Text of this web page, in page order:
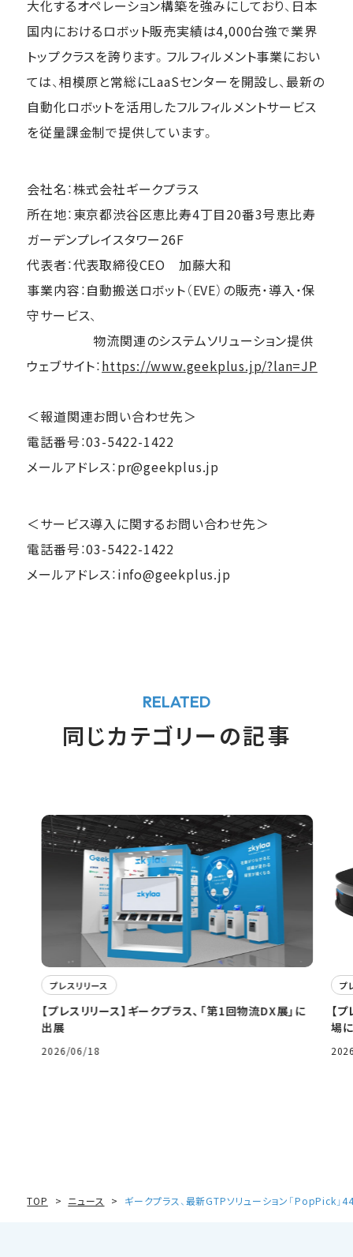
大化するオペレーション構築を強みにしており、日本
国内におけるロボット販売実績は4,000台強で業界
トップクラスを誇ります。フルフィルメント事業におい
ては、相模原と常総にLaaSセンターを開設し、最新の
自動化ロボットを活用したフルフィルメントサービス
を従量課金制で提供しています。
会社名：株式会社ギークプラス
所在地：東京都渋谷区恵比寿4丁目20番3号恵比寿
ガーデンプレイスタワー26F
代表者：代表取締役CEO 加藤大和
事業内容：自動搬送ロボット（EVE）の販売・導入・保
守サービス、
物流関連のシステムソリューション提供
ウェブサイト：https://www.geekplus.jp/?lan=JP
＜報道関連お問い合わせ先＞
電話番号：03-5422-1422
メールアドレス：pr@geekplus.jp
＜サービス導入に関するお問い合わせ先＞
電話番号：03-5422-1422
メールアドレス：info@geekplus.jp
RELATED
同じカテゴリーの記事
プレスリリース
【プレスリリース】ギークプラス、「第1回物流DX展」に
出展
2026/06/18
プ
【
場
TOP ニュース ギークプラス、最新GTPソリューション「PopPick